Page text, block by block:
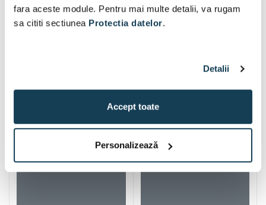
fara aceste module. Pentru mai multe detalii, va rugam
sa cititi sectiunea Protectia datelor.
Detalii
Accept toate
Personalizează
Alti clienti au vizitat si